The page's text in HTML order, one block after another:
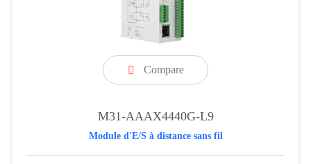
 Compare
M31-AAAX4440G-L9
Module d'E/S à distance sans fil